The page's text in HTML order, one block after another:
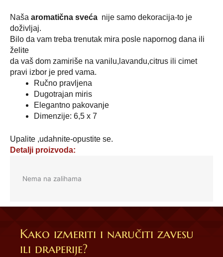
Naša aromatična sveća nije samo dekoracija-to je
doživljaj.
Bilo da vam treba trenutak mira posle napornog dana ili
želite
da vaš dom zamiriše na vanilu,lavandu,citrus ili cimet
pravi izbor je pred vama.
Ručno pravljena
Dugotrajan miris
Elegantno pakovanje
Dimenzije: 6,5 x 7
Upalite ,udahnite-opustite se.
Detalji proizvoda:
Nema na zalihama
Kako izmeriti i naručiti zavesu
ili draperije?